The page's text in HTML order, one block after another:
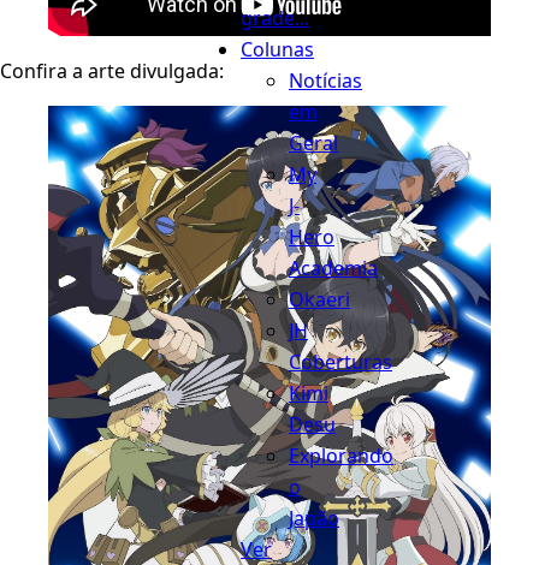
grade...
Colunas
Notícias
em
Geral
My
J-
Hero
Academia
Okaeri
JH
Coberturas
Kimi
Desu
Explorando
o
Japão
Ver
Confira a arte divulgada: